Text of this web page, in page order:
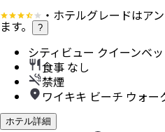
・ホテルグレードはア
ます。 ?
シティビュー クイーンベ
食事 なし
禁煙
ワイキキ ビーチ ウォー
ホテル詳細